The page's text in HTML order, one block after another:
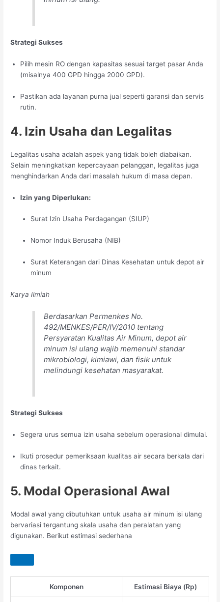
Strategi Sukses
Pilih mesin RO dengan kapasitas sesuai target pasar Anda
(misalnya 400 GPD hingga 2000 GPD).
Pastikan ada layanan purna jual seperti garansi dan servis
rutin.
4. Izin Usaha dan Legalitas
Legalitas usaha adalah aspek yang tidak boleh diabaikan.
Selain meningkatkan kepercayaan pelanggan, legalitas juga
menghindarkan Anda dari masalah hukum di masa depan.
Izin yang Diperlukan:
Surat Izin Usaha Perdagangan (SIUP)
Nomor Induk Berusaha (NIB)
Surat Keterangan dari Dinas Kesehatan untuk depot air
minum
Karya Ilmiah
Berdasarkan Permenkes No.
492/MENKES/PER/IV/2010 tentang
Persyaratan Kualitas Air Minum, depot air
minum isi ulang wajib memenuhi standar
mikrobiologi, kimiawi, dan fisik untuk
melindungi kesehatan masyarakat.
Strategi Sukses
Segera urus semua izin usaha sebelum operasional dimulai.
Ikuti prosedur pemeriksaan kualitas air secara berkala dari
dinas terkait.
5. Modal Operasional Awal
Modal awal yang dibutuhkan untuk usaha air minum isi ulang
bervariasi tergantung skala usaha dan peralatan yang
digunakan. Berikut estimasi sederhana
Komponen Estimasi Biaya (Rp)